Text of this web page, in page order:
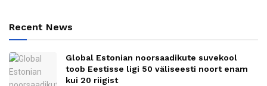
Recent News
Global Estonian noorsaadikute suvekool
toob Eestisse ligi 50 väliseesti noort enam
kui 20 riigist